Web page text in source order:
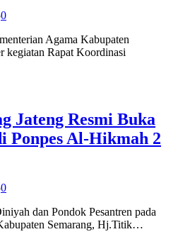
0
Agama Kabupaten
kegiatan Rapat Koordinasi
Jateng Resmi Buka
Ponpes Al-Hikmah 2
0
dan Pondok Pesantren pada
Semarang, Hj.Titik…